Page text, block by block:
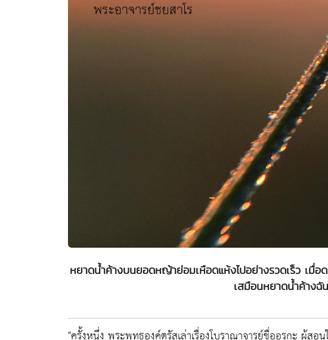
หยาดน้ำค้างบนยอดหญ้าย่อมเหือดแห้งไปอย่างรวดเร็ว เมื่
เสมือนหยาดน้ำค้างฉั
"ครั้งหนึ่ง พระพุทธองค์ตรัสเล่าเรื่องโบราณาจารย์ชื่ออรกะ ผู้สอ